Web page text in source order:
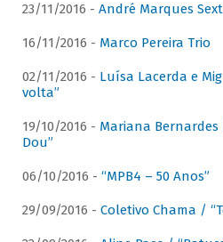
23/11/2016 - André Marques
16/11/2016 - Marco Pereira Trio
02/11/2016 - Luísa Lacerda e
volta”
19/10/2016 - Mariana Bernardes
Dou”
06/10/2016 - “MPB4 – 50 Anos”
29/09/2016 - Coletivo Chama /